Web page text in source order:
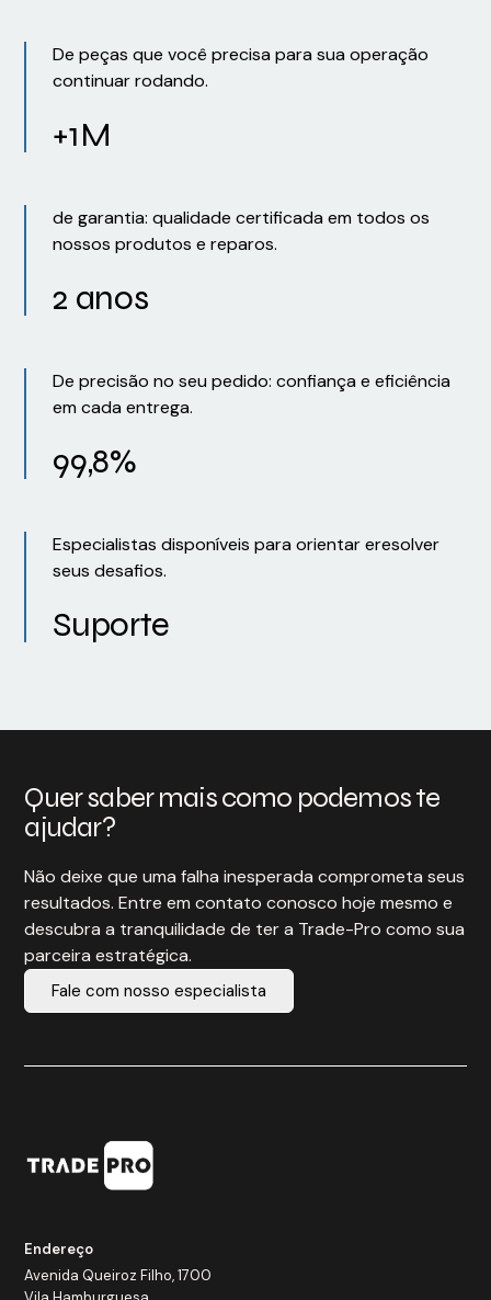
De peças que você precisa para sua operação
continuar rodando.
+1M
de garantia: qualidade certificada em todos os
nossos produtos e reparos.
2 anos
De precisão no seu pedido: confiança e eficiência
em cada entrega.
99,8%
Especialistas disponíveis para orientar eresolver
seus desafios.
Suporte
Quer saber mais como podemos te
ajudar?
Não deixe que uma falha inesperada comprometa seus
resultados. Entre em contato conosco hoje mesmo e
descubra a tranquilidade de ter a Trade-Pro como sua
parceira estratégica.
Fale com nosso especialista
Endereço
Avenida Queiroz Filho, 1700